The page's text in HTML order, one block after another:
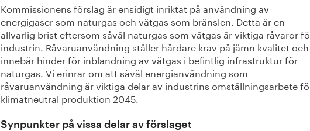
Kommissionens förslag är ensidigt inriktat på användning av
energigaser som naturgas och vätgas som bränslen. Detta är en
allvarlig brist eftersom såväl naturgas som vätgas är viktiga råvaror
industrin. Råvaruanvändning ställer hårdare krav på jämn kvalitet och
innebär hinder för inblandning av vätgas i befintlig infrastruktur för
naturgas. Vi erinrar om att såväl energianvändning som
råvaruanvändning är viktiga delar av industrins omställningsarbete
klimatneutral produktion 2045.
Synpunkter på vissa delar av förslaget